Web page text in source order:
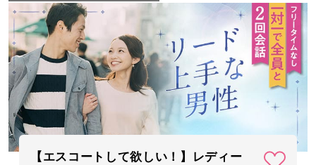
【エスコートして欲しい！】レディー